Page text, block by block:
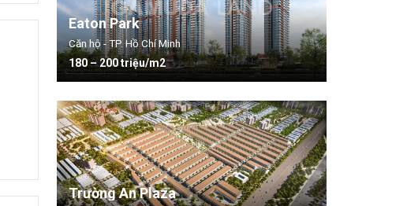
Eaton Park
Căn hộ - TP. Hồ Chí Minh
180 – 200 triệu/m2
Trường An Plaza